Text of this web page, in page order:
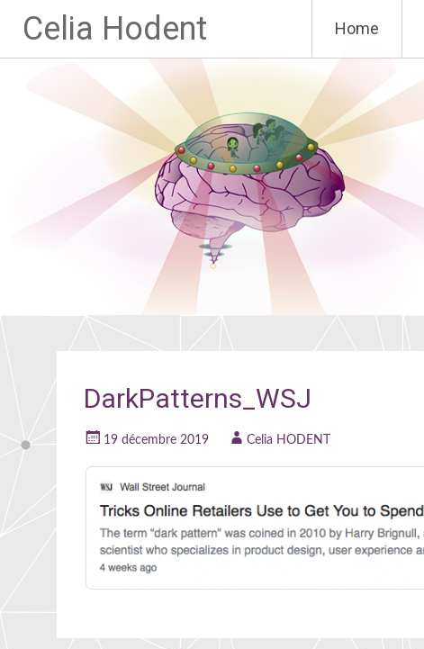
Celia Hodent
au
contenu
Home
DarkPatterns_WSJ
19 décembre 2019 Celia HODENT